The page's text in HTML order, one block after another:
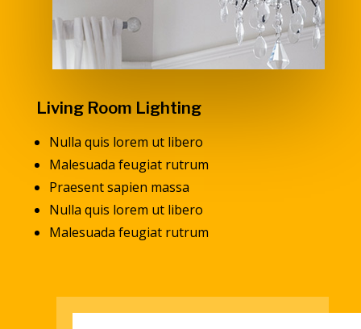
Living Room Lighting
Nulla quis lorem ut libero
Malesuada feugiat rutrum
Praesent sapien massa
Nulla quis lorem ut libero
Malesuada feugiat rutrum